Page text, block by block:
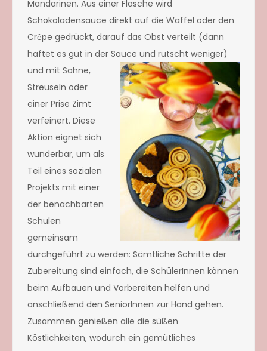
Mandarinen. Aus einer Flasche wird
Schokoladensauce direkt auf die Waffel oder den
Crêpe gedrückt, darauf das Obst verteilt (dann
haftet es gut in der Sauce und rutscht weniger)
und mit Sahne,
Streuseln oder
einer Prise Zimt
verfeinert. Diese
Aktion eignet sich
wunderbar, um als
Teil eines sozialen
Projekts mit einer
der benachbarten
Schulen
gemeinsam
durchgeführt zu werden: Sämtliche Schritte der
Zubereitung sind einfach, die SchülerInnen können
beim Aufbauen und Vorbereiten helfen und
anschließend den SeniorInnen zur Hand gehen.
Zusammen genießen alle die süßen
Köstlichkeiten, wodurch ein gemütliches